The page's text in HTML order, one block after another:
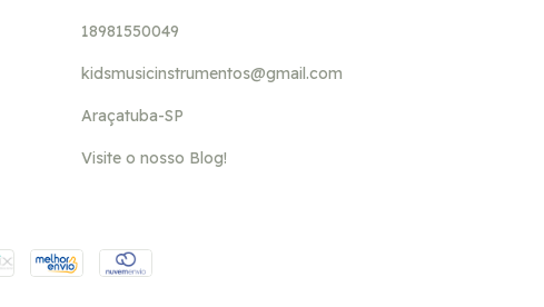
18981550049
kidsmusicinstrumentos@gmail.com
Araçatuba-SP
Visite o nosso Blog!